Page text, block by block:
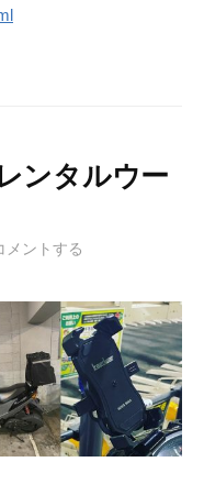
ンタルウー
メントする